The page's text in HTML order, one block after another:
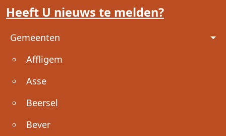
Heeft U nieuws te melden?
Voet
Gemeenten
Affligem
Asse
Beersel
Bever